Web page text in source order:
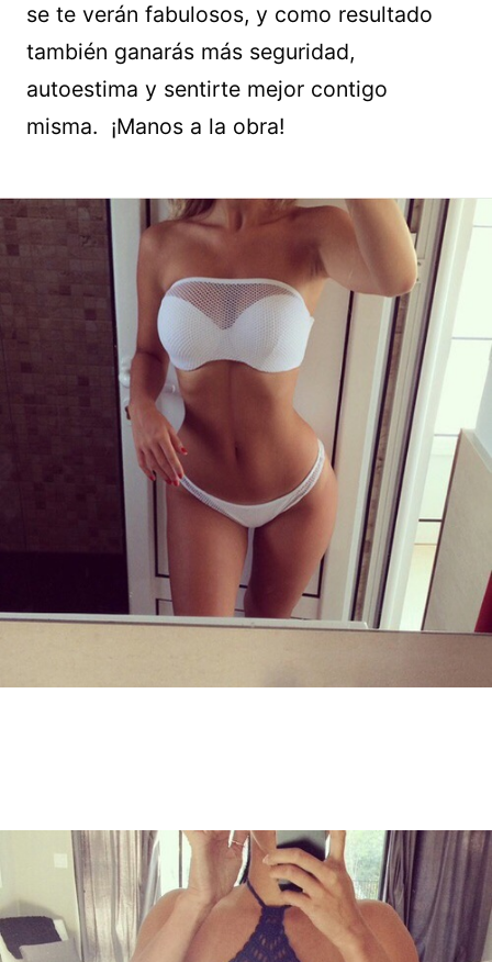
se te verán fabulosos, y como resultado
también ganarás más seguridad,
autoestima y sentirte mejor contigo
misma. ¡Manos a la obra!